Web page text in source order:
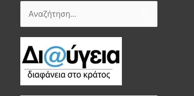
Αναζήτηση